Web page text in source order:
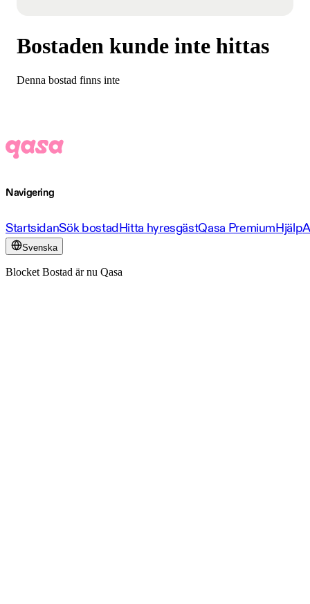
Bostaden kunde inte hittas
Denna bostad finns inte
Navigering
StartsidanSök bostadHitta hyresgästQasa PremiumHjälp
Svenska
Blocket Bostad är nu Qasa